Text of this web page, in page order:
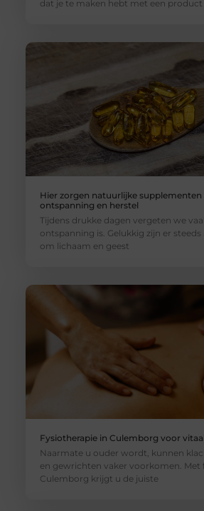
dat je te maken hebt met een product
Hier zorgen natuurlijke supplementen
ontspanning en herstel
Tijdens drukke dagen vergeten we
ontspanning is. Gelukkig zijn er
om lichaam en geest
Fysiotherapie in Culemborg voor
Naarmate u ouder wordt, kunnen
en gewrichten vaker voorkomen. Met
Culemborg krijgt u de juiste